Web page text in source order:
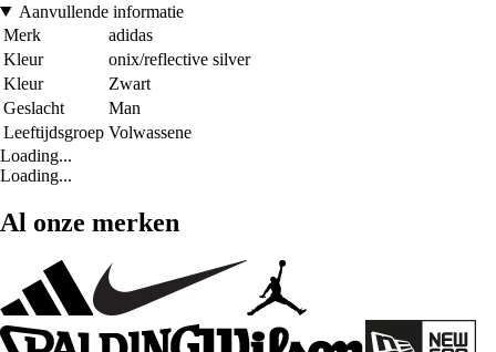
Aanvullende informatie
Merk
adidas
Kleur
onix/reflective silver
Kleur
Zwart
Geslacht
Man
Leeftijdsgroep Volwassene
Loading...
Loading...
Al onze merken